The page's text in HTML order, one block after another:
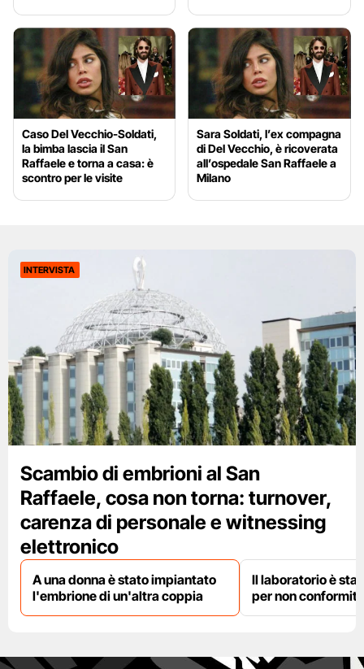
Caso Del Vecchio-Soldati,
la bimba lascia il San
Raffaele e torna a casa: è
scontro per le visite
Sara Soldati, l’ex compagna
di Del Vecchio, è ricoverata
all’ospedale San Raffaele a
Milano
INTERVISTA
Scambio di embrioni al San
Raffaele, cosa non torna: turnover,
carenza di personale e witnessing
elettronico
A una donna è stato impiantato
l'embrione di un'altra coppia
Il laboratorio è
per non